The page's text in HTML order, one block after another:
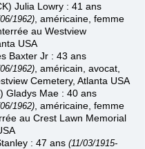
Julia Lowry : 41 ans
1962) , américaine, femme
au Westview
USA
Baxter Jr : 43 ans
1962) , américain, avocat,
Cemetery, Atlanta USA
Gladys Mae : 40 ans
1962) , américaine, femme
au Crest Lawn Memorial
: 47 ans (11/03/1915-